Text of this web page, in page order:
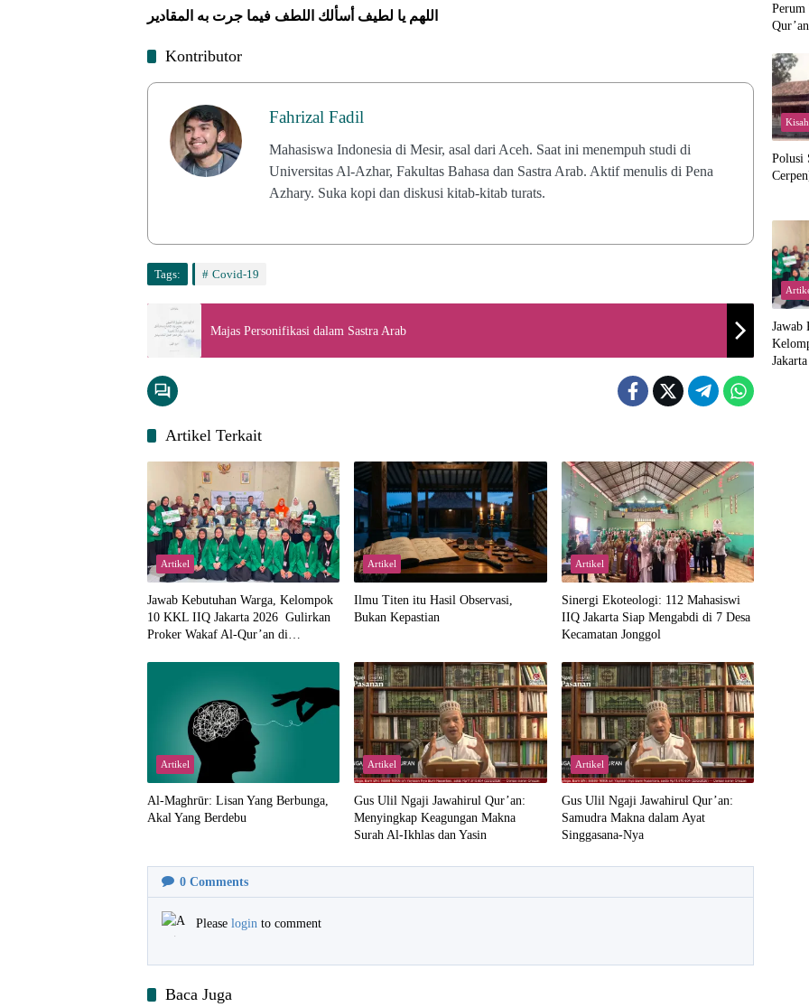
اللهم يا لطيف أسألك اللطف فيما جرت به المقادير
Kontributor
Fahrizal Fadil
Mahasiswa Indonesia di Mesir, asal dari Aceh. Saat ini menempuh studi di
Universitas Al-Azhar, Fakultas Bahasa dan Sastra Arab. Aktif menulis di Pena
Azhary. Suka kopi dan diskusi kitab-kitab turats.
Tags: Covid-19
Majas Personifikasi dalam Sastra Arab
Artikel Terkait
Artikel
Jawab Kebutuhan Warga, Kelompok
10 KKL IIQ Jakarta 2026 Gulirkan
Proker Wakaf Al-Qur’an di
Artikel
Ilmu Titen itu Hasil Observasi,
Bukan Kepastian
Artikel
‎Sinergi Ekoteologi: 112 Mahasiswi
IIQ Jakarta Siap Mengabdi di 7 Desa
Kecamatan Jonggol
Artikel
Al-Maghrūr: Lisan Yang Berbunga,
Akal Yang Berdebu
Artikel
Gus Ulil Ngaji Jawahirul Qur’an:
Menyingkap Keagungan Makna
Surah Al-Ikhlas dan Yasin
Artikel
Gus Ulil Ngaji Jawahirul Qur’an:
Samudra Makna dalam Ayat
Singgasana-Nya
0 Comments
Please login to comment
Baca Juga
Kisah
Polusi
Jawab